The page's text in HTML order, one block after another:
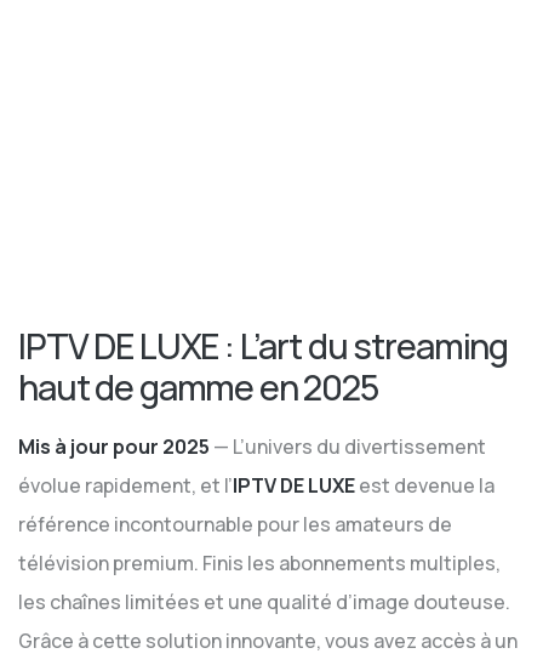
IPTV DE LUXE : L’art du streaming
haut de gamme en 2025
Mis à jour pour 2025 — L’univers du divertissement
évolue rapidement, et l’IPTV DE LUXEest devenue la
référence incontournable pour les amateurs de
télévision premium. Finis les abonnements multiples,
les chaînes limitées et une qualité d’image douteuse.
Grâce à cette solution innovante, vous avez accès à un